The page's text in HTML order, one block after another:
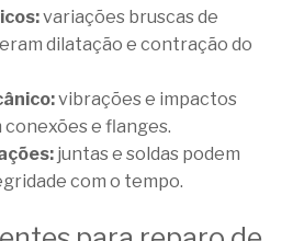
variações bruscas de
dilatação e contração do
vibrações e impactos
e flanges.
juntas e soldas podem
com o tempo.